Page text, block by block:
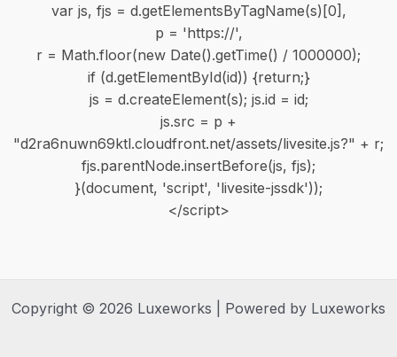
var js, fjs = d.getElementsByTagName(s)[0],
p = 'https://',
r = Math.floor(new Date().getTime() / 1000000);
if (d.getElementById(id)) {return;}
js = d.createElement(s); js.id = id;
js.src = p +
"d2ra6nuwn69ktl.cloudfront.net/assets/livesite.js?" + r;
fjs.parentNode.insertBefore(js, fjs);
}(document, 'script', 'livesite-jssdk'));
</script>
Copyright © 2026 Luxeworks | Powered by Luxeworks